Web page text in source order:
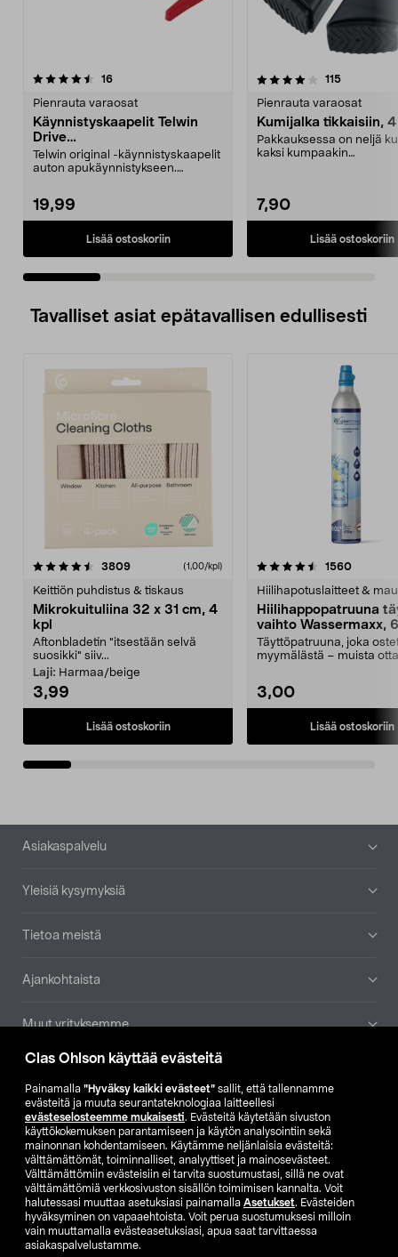
Clas Ohlson käyttää evästeitä
Painamalla ”Hyväksy kaikki evästeet” sallit, että tallennamme
evästeitä ja muuta seurantateknologiaa laitteellesi
evästeselosteemme mukaisesti. Evästeitä käytetään sivuston
käyttökokemuksen parantamiseen ja käytön analysointiin sekä
mainonnan kohdentamiseen. Käytämme neljänlaisia evästeitä:
välttämättömät, toiminnalliset, analyyttiset ja mainosevästeet.
Välttämättömiin evästeisiin ei tarvita suostumustasi, sillä ne ovat
välttämättömiä verkkosivuston sisällön toimimisen kannalta. Voit
halutessasi muuttaa asetuksiasi painamalla Asetukset. Evästeiden
hyväksyminen on vapaaehtoista. Voit perua suostumuksesi milloin
vain muuttamalla evästeasetuksiasi, apua saat tarvittaessa
asiakaspalvelustamme.
16arvostelut
Pienrauta varaosat
Käynnistyskaapelit Telwin
Drive
Mini/9000/13000/1250/150
0/1750, EC5
Telwin original -käynnistyskaapelit
auton apukäynnistykseen.
19,99
Lisää ostoskoriin
4.0 viidestä
115arvostelut
Pienrauta varaosat
Kumijalka tikkaisiin,
Pakkauksessa on neljä
kaksi kumpaakin
7,90
Lisää ostoskoriin
4.5 viidestä
Tavalliset asiat epätavallisen edullisesti
3809arvostelut (1,00/kpl)
Keittiön puhdistus & tiskaus
Mikrokuituliina 32 x 31 cm, 4
kpl
Aftonbladetin "itsestään selvä
suosikki" siiv...
Laji: Harmaa/beige
3,99
Lisää ostoskoriin
4.5viidestä
1560
Hiilihapotuslaitteet &
Hiilihappopatruuna
vaihto Wassermaxx,
Täyttöpatruuna, joka
myymälästä – muista
3,00
Lisää ostoskoriin
4.5viidestä
Alatunniste
Asiakaspalvelu
Yleisiä kysymyksiä
Tietoa meistä
Ajankohtaista
Muut yrityksemme
Etsi myymälä
SE NO FI
FI SV